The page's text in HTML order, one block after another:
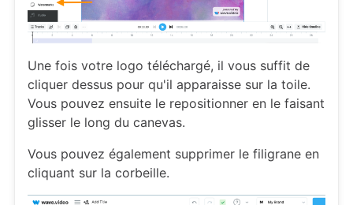
Une fois votre logo téléchargé, il vous suffit de
cliquer dessus pour qu'il apparaisse sur la toile.
Vous pouvez ensuite le repositionner en le faisant
glisser le long du canevas.
Vous pouvez également supprimer le filigrane en
cliquant sur la corbeille.